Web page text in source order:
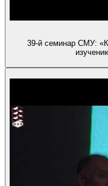
39-й семинар СМУ: